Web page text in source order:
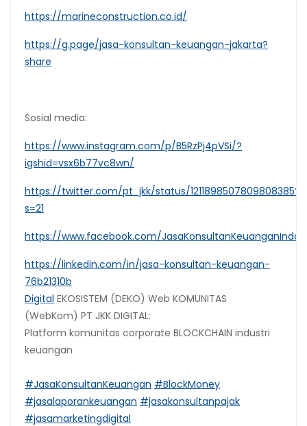
https://marineconstruction.co.id/
https://g.page/jasa-konsultan-keuangan-jakarta?
share
Sosial media:
https://www.instagram.com/p/B5RzPj4pVSi/?
igshid=vsx6b77vc8wn/
https://twitter.com/pt_jkk/status/1211898507809808385?
s=21
https://www.facebook.com/
https://linkedin.com/in/jasa-konsultan-keuangan-
76b21310b
Digital EKOSISTEM (DEKO) Web KOMUNITAS
(WebKom) PT JKK DIGITAL:
Platform komunitas corporate BLOCKCHAIN industri
keuangan
#JasaKonsultanKeuangan #BlockMoney
#jasalaporankeuangan #jasakonsultanpajak
#jasamarketingdigital